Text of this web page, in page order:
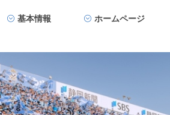
基本情報 ホームページ